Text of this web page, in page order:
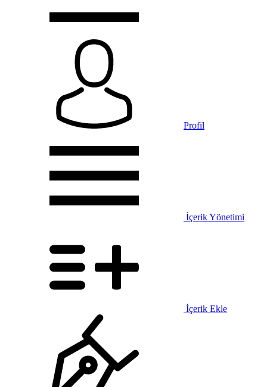
Profil
İçerik Yönetimi
İçerik Ekle